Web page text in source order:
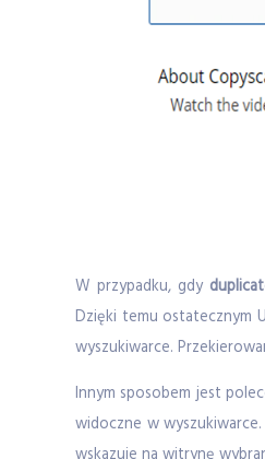
W przypadku, gdy
Dzięki temu ostatecznym
wyszukiwarce.
Innym sposobem jest
widoczne w